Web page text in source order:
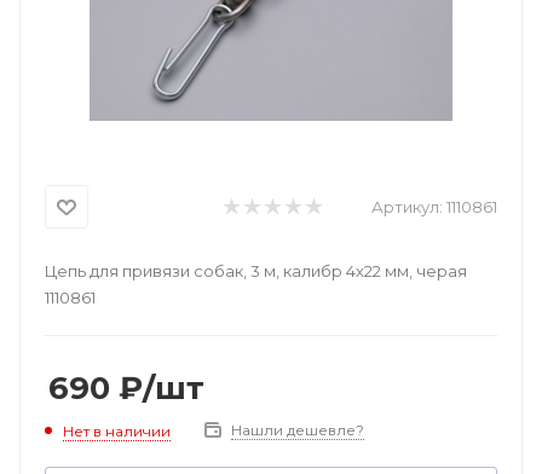
Артикул: 1110861
Цепь для привязи собак, 3 м, калибр 4х22 мм, черая
1110861
690 ₽/шт
Нет в наличии Нашли дешевле?